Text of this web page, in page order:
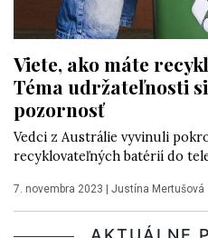
Viete, ako máte
Téma udržateľnosti
pozornosť
Vedci z Austrálie vyvinuli
recyklovateľných batérií do
7. novembra 2023 Justína Mertušová